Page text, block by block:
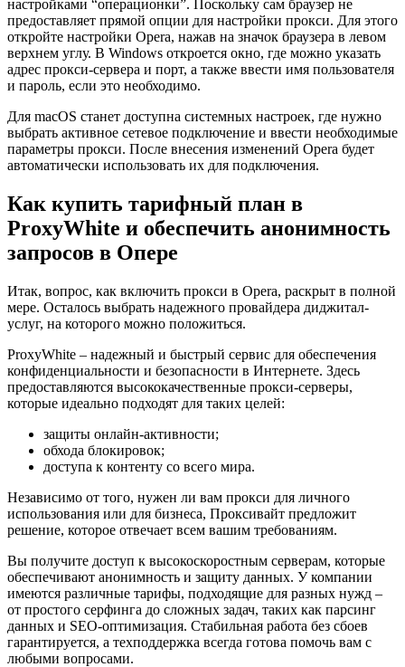
настройками “операционки”. Поскольку сам браузер не
предоставляет прямой опции для настройки прокси. Для этого
откройте настройки Opera, нажав на значок браузера в левом
верхнем углу. В Windows откроется окно, где можно указать
адрес прокси-сервера и порт, а также ввести имя пользователя
и пароль, если это необходимо.
Для macOS станет доступна системных настроек, где нужно
выбрать активное сетевое подключение и ввести необходимые
параметры прокси. После внесения изменений Opera будет
автоматически использовать их для подключения.
Как купить тарифный план в
ProxyWhite и обеспечить анонимность
запросов в Опере
Итак, вопрос, как включить прокси в Оpera, раскрыт в полной
мере. Осталось выбрать надежного провайдера диджитал-
услуг, на которого можно положиться.
ProxyWhite – надежный и быстрый сервис для обеспечения
конфиденциальности и безопасности в Интернете. Здесь
предоставляются высококачественные прокси-серверы,
которые идеально подходят для таких целей:
защиты онлайн-активности;
обхода блокировок;
доступа к контенту со всего мира.
Независимо от того, нужен ли вам прокси для личного
использования или для бизнеса, Проксивайт предложит
решение, которое отвечает всем вашим требованиям.
Вы получите доступ к высокоскоростным серверам, которые
обеспечивают анонимность и защиту данных. У компании
имеются различные тарифы, подходящие для разных нужд –
от простого серфинга до сложных задач, таких как парсинг
данных и SEO-оптимизация. Стабильная работа без сбоев
гарантируется, а техподдержка всегда готова помочь вам с
любыми вопросами.